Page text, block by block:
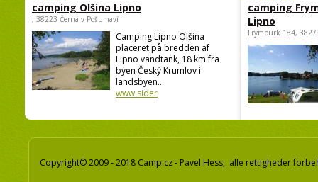
camping Olšina Lipno
, 38223 Černá v Pošumaví
Camping Lipno Olšina
placeret på bredden af
Lipno vandtank, 18 km fra
byen Český Krumlov i
landsbyen...
www sider
camping
Lipno
Frymburk 184,
Copyright© 2009 - 2018 Camp.cz - Pavel Hess, alle rettigheder